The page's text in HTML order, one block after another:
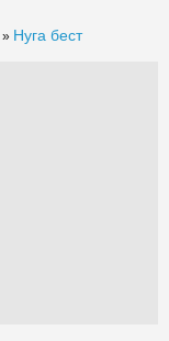
» Нуга бест